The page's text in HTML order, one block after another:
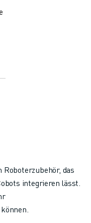
Roboterzubehör, das
integrieren lässt.